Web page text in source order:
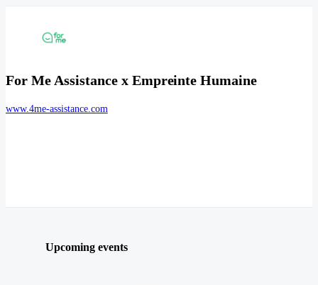
For Me Assistance x Empreinte Humaine
www.4me-assistance.com
Upcoming events